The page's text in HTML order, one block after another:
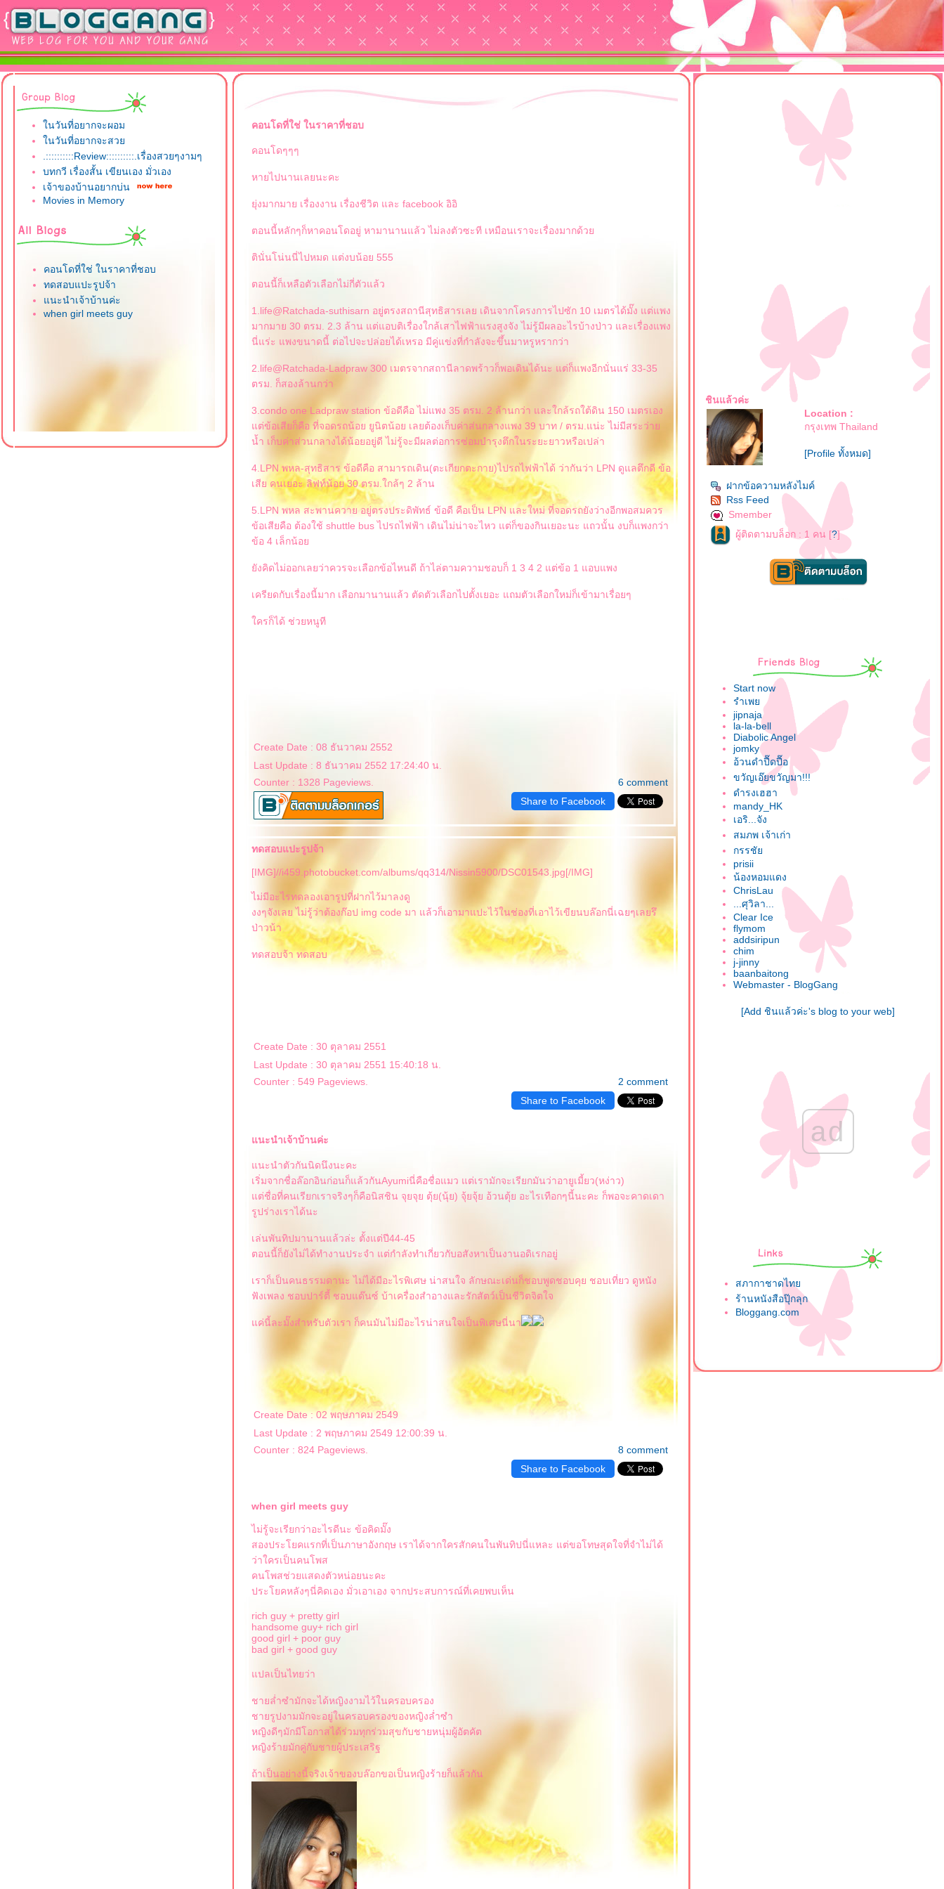
นวันที่อยากจะผอม
นวันที่อยากจะสว
.::::::::::Review::::::::::.เรื่องสวยๆงามๆ
บทกวี เรื่องสั้น เขียนเอง มั่วเอง
เจ้าของบ้านอยากบ่น
Movies in Memory
คอนโดที่ใช่ ในราคาที่ชอบ
ทดสอบแปะรูปจ้า
นะนำเจ้าบ้านค่ะ
when girl meets guy
คอนโดที่ใช่ ในราคาที่ชอบ
คอนโดๆๆๆ
หายไปนานเลยนะคะ
ุ่งมากมาย เรื่องงาน เรื่องชีวิต และ facebook อิอิ
ตอนนี้หลักๆก็หาคอนโดอยู่ หามานานแล้ว ไม่ลงตัวซะที เหมือนเราจะเรื่องมากด้ว
ตินั่นโน่นนี่ไปหมด แต่งบน้อย 555
ตอนนี้ก็เหลือตัวเลือกไม่กี่ตัวแล้ว
1.life@Ratchada-suthisarn อยู่ตรงสถานีสุทธิสารเลย เดินจากโครงการไปซัก 10 เมตรได้มั๊ง แต่แพง
มากมาย 30 ตรม. 2.3 ล้าน แต่แอบติเรื่องใกล้เสาไฟฟ้าแรงสูงจัง ไม่รู้มีผลอะไรบ้างป่าว และเรื่องแพง
นี่แร่ะ แพงขนาดนี้ ต่อไปจะปล่อยได้เหรอ มีคู่แข่งที่กำลังจะขึ้นมาหรูหรากว่า
2.life@Ratchada-Ladpraw 300 เมตรจากสถานีลาดพร้าวก็พอเดินได้นะ แต่ก็แพงอีกนั่นแร่ 33-35
ตรม. ก็สองล้านกว่า
3.condo one Ladpraw station ข้อดีคือ ไม่แพง 35 ตรม. 2 ล้านกว่า และใกล้รถใต้ดิน 150 เมตรเอง
ต่ข้อเสียก็คือ ที่จอดรถน้อย ยูนิตน้อย เลยต้องเก็บค่าส่นกลางแพง 39 บาท / ตรม.แน่ะ ไม่มีสระว่า
น้ำ เก็บค่าส่วนกลางได้น้อยอยู่ดี ไม่รู้จะมีผลต่อการซ่อมบำรุงตึกในระยะยาวหรือเปล่า
4.LPN พหล-สุทธิสาร ข้อดีคือ สามารถเดิน(ตะเกียกตะกาย)ไปรถไฟฟ้าได้ ว่ากันว่า LPN ดูแลตึกดี ข้อ
เสีย คนเยอะ ลิฟท์น้อย 30 ตรม.ใกล้ๆ 2 ล้าน
5.LPN พหล สะพานควาย อยู่ตรงประดิพัทธ์ ข้อดี คือเป็น LPN และใหม่ ที่จอดรถยังว่างอีกพอสมควร
ข้อเสียคือ ต้องใช้ shuttle bus ไปรถไฟฟ้า เดินไม่น่าจะไหว แต่ก็ของกินเยอะนะ แถวนั้น งบก็แพงกว่า
ข้อ 4 เล็กน้อ
ังคิดไม่ออกเลยว่าควรจะเลือกข้อไหนดี ถ้าไล่ตามความชอบก็ 1 3 4 2 แต่ข้อ 1 แอบแพง
เครียดกับเรื่องนี้มาก เลือกมานานแล้ว ตัดตัวเลือกไปตั้งเยอะ แถมตัวเลือกใหม่ก็เข้ามาเรื่อยๆ
ครก็ได้ ช่วยหนูที
Create Date : 08 ธันวาคม 2552
Last Update : 8 ธันวาคม 2552 17:24:40 น.
Counter : 1328 Pageviews.
6 comment
Share to Facebook
ทดสอบแปะรูปจ้า
[IMG]//i459.photobucket.com/albums/qq314/Nissin5900/DSC01543.jpg[/IMG]
ไม่มีอะไรทดลองเอารูปที่ฝากไว้มาลงดู
งงๆจังเลย ไม่รู้ว่าต้องก๊อป img code มา แล้วก็เอามาแปะไว้ในช่องที่เอาไว้เขียนบล๊อกนี่เฉยๆเลยรึ
ป่าวน้า
ทดสอบจ้า ทดสอบ
Create Date : 30 ตุลาคม 2551
Last Update : 30 ตุลาคม 2551 15:40:18 น.
Counter : 549 Pageviews.
2 comment
Share to Facebook
นะนำเจ้าบ้านค่ะ
นะนำตัวกันนิดนึงนะคะ
เริ่มจากชื่อล๊อกอินก่อนก็แล้วกันAyumiนี่คือชื่อแมว แต่เรามักจะเรียกมันว่าอายูเมี้ยว(หง่าว)
ต่ชื่อที่คนเรียกเราจริงๆก็คือนิสชิน จุยจุย ตุ้ย(นุ้ย) จุ้ยจุ้ย อ้วนตุ้ย อะไรเทือกๆนี้นะคะ ก็พอจะคาดเดา
รูปร่างเราได้นะ
เล่นพันทิปมานานแล้วล่ะ ตั้งแต่ปี44-45
ตอนนี้ก็ยังไม่ได้ทำงานประจำ แต่กำลังทำเกี่ยวกับอสังหาเป็นงานอดิเรกอยู่
เราก็เป็นคนธรรมดานะ ไม่ได้มีอะไรพิเศษ น่าสนใจ ลักษณะเด่นก็ชอบพูดชอบคุย ชอบเที่ยว ดูหนัง
ฟังเพลง ชอบปาร์ตี้ ชอบแด๊นซ์ บ้าเครื่องสำอางและรักสัตว์เป็นชีวิตจิตใจ
ค่นี้ละมั๊งสำหรับตัวเรา ก็คนมันไม่มีอะไรน่าสนใจเป็นพิเศษนี่นา
Create Date : 02 พฤษภาคม 2549
Last Update : 2 พฤษภาคม 2549 12:00:39 น.
Counter : 824 Pageviews.
8 comment
Share to Facebook
when girl meets guy
ไม่รู้จะเรียกว่าอะไรดีนะ ข้อคิดมั๊ง
สองประโยคแรกที่เป็นภาษาอังกฤษ เราได้จากใครสักคนในพันทิปนี่แหละ แต่ขอโทษสุดใจที่จำไม่ได้
ว่าใครเป็นคนโพส
คนโพสช่วยแสดงตัวหน่อยนะคะ
ประโยคหลังๆนี่คิดเอง มั่วเอาเอง จากประสบการณ์ที่เคยพบเห็น
rich guy + pretty girl
handsome guy+ rich girl
good girl + poor guy
bad girl + good guy
ปลเป็นไทยว่า
ชายล่ำซำมักจะได้หญิงงามไว้ในครอบครอง
ชายรูปงามมักจะอยู่ในครอบครองของหญิงล่ำซำ
หญิงดีๆมักมีโอกาสได้ร่วมทุกร่วมสุขกับชายหนุ่มผู้อัตคัต
หญิงร้ายมักคู่กับชายผู้ประเสริฐ
ถ้าเป็นอย่างนี้จริงเจ้าของบล๊อกขอเป็นหญิงร้ายก็แล้วกัน
ชินแล้วค่ะ
Location :
กรุงเทพ Thailand
[Profile ทั้งหมด]
ฝากข้อความหลังไมค์
Rss Feed
Smember
ผู้ติดตามบล็อก : 1 คน [?]
Start now
รำเพ
jipnaja
la-la-bell
Diabolic Angel
jomky
อ้วนดำปื๊ดปื๊อ
ขวัญเอ๊ยขวัญมา!!!
ดำรงเฮฮา
mandy_HK
เอริ...จัง
สมภพ เจ้าเก่า
กรรชั
prisii
น้องหอมแดง
ChrisLau
...ศุวิลา...
Clear Ice
flymom
addsiripun
chim
j-jinny
baanbaitong
Webmaster - BlogGang
[Add ชินแล้วค่ะ's blog to your web]
ad
สภากาชาดไท
ร้านหนังสือปุ๊กลุก
Bloggang.com